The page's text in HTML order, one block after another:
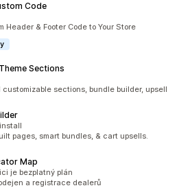
Code
5
Header & Footer Code to Your Store
Sections
7
customizable sections, bundle builder, upsell
391
pages, smart bundles, & cart upsells.
Map
84
je bezplatný plán
a registrace dealerů